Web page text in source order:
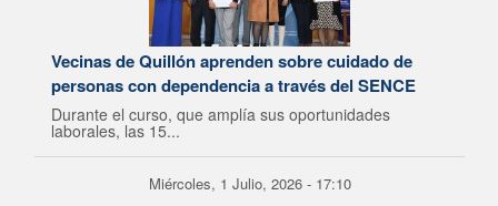
Vecinas de Quillón aprenden sobre cuidado de
personas con dependencia a través del SENCE
Durante el curso, que amplía sus oportunidades
laborales, las 15...
Miércoles, 1 Julio, 2026 - 17:10